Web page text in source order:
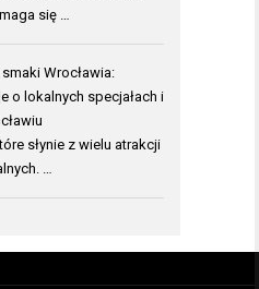
się …
Wrocławia:
o lokalnych specjałach i
słynie z wielu atrakcji
…